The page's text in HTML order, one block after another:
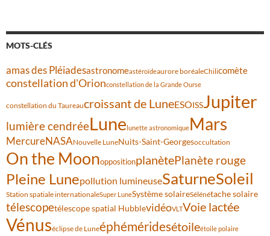
MOTS-CLÉS
amas des Pléiadesastronomeastéroïdeaurore boréaleChilicomète
constellation d'Orionconstellation de la Grande Ourse
constellation du Taureaucroissant de LuneESOISSJupiter
lumière cendréeLune lunette astronomiqueMars
MercureNASANouvelle LuneNuits-Saint-Georgesoccultation
On the MoonoppositionplanètePlanète rouge
Pleine Lunepollution lumineuseSaturneSoleil
Station spatiale internationaleSuper LuneSystème solaireSélénétache solaire
télescopetélescope spatial HubblevidéoVLTVoie lactée
Vénuséclipse de Luneéphéméridesétoileétoile polaire